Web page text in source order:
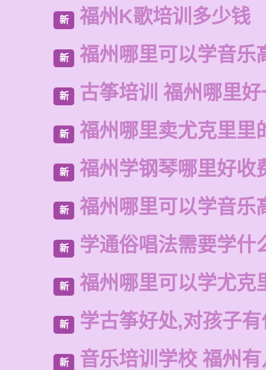
新 福州K歌培训多少钱
新 福州哪里可以学音乐
新 古筝培训 福州哪里
新 福州哪里卖尤克里里
新 福州学钢琴哪里好收
新 福州哪里可以学音乐
新 学通俗唱法需要学什
新 福州哪里可以学尤克
新 学古筝好处,对孩子
新 音乐培训学校 福州